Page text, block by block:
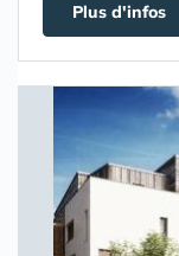
Plus d'infos